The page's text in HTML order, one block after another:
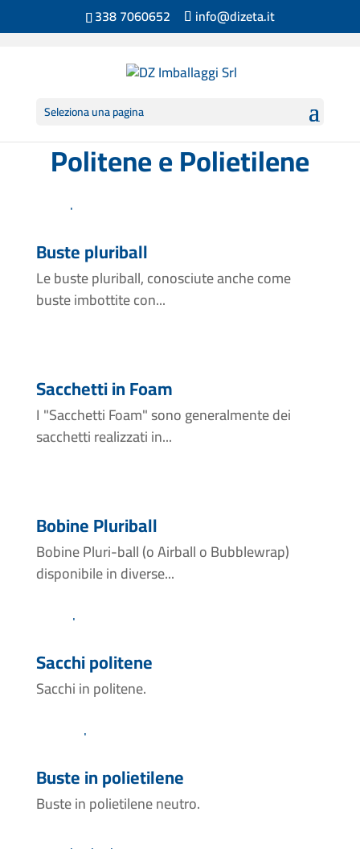
338 7060652 info@dizeta.it
Seleziona una pagina
Politene e Polietilene
Buste pluriball
Le buste pluriball, conosciute anche come
buste imbottite con...
Sacchetti in Foam
I "Sacchetti Foam" sono generalmente dei
sacchetti realizzati in...
Bobine Pluriball
Bobine Pluri-ball (o Airball o Bubblewrap)
disponibile in diverse...
Sacchi politene
Sacchi in politene.
Buste in polietilene
Buste in polietilene neutro.